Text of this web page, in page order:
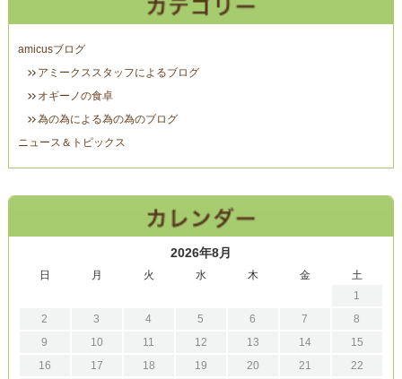
amicusブログ
アミークススタッフによるブログ
オギーノの食卓
為の為による為の為のブログ
ニュース＆トピックス
2026年8月
日 月 火 水 木 金
土
1
2
3 4 5 6 7
8
9
10 11 12 13 14
15
16
17 18 19 20 21
22